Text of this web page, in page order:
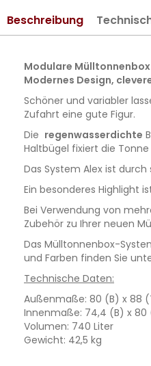
Bildergalerie
springen
Beschreibung
Modulare Mülltonnenbox
Modernes Design,
Schöner und variabler
Zufahrt eine gute Figur.
Die regenwasserdichte
Haltbügel fixiert die
Das System Alex ist
Ein besonderes Highlight
Bei Verwendung von
Zubehör zu Ihrer neuen
Das Mülltonnenbox-
und Farben finden Sie
Technische Daten:
Außenmaße: 80 (B) x 88
Innenmaße: 74,4 (B) x 80
Volumen: 740 Liter
Gewicht: 42,5 kg